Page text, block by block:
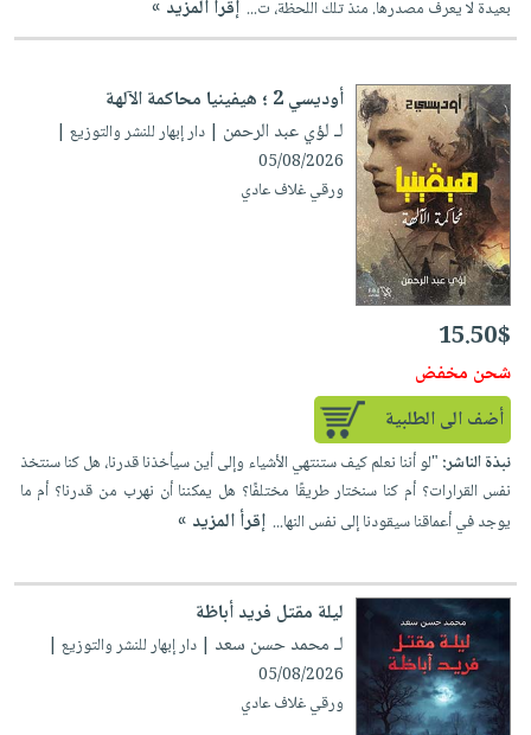
بعيدة لا يعرف مصدرها. منذ تلك اللحظة، ت... إقرأ المزيد »
أوديسي 2 ؛ هيفينيا محاكمة الآلهة
لـ لؤي عبد الرحمن | دار إبهار للنشر والتوزيع |
05/08/2026
ورقي غلاف عادي
15.50$
شحن مخفض
أضف الى الطلبية
نبذة الناشر: "لو أننا نعلم كيف ستنتهي الأشياء وإلى أين سيأخذنا قدرنا، هل كنا سنتخذ
نفس القرارات؟ أم كنا سنختار طريقًا مختلفًا؟ هل يمكننا أن نهرب من قدرنا؟ أم ما
يوجد في أعماقنا سيقودنا إلى نفس النها... إقرأ المزيد »
ليلة مقتل فريد أباظة
لـ محمد حسن سعد | دار إبهار للنشر والتوزيع |
05/08/2026
ورقي غلاف عادي